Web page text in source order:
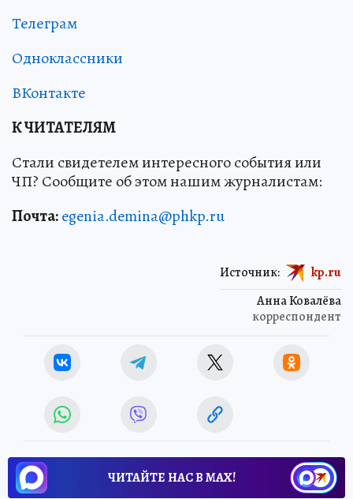
Телеграм
Одноклассники
ВКонтакте
К ЧИТАТЕЛЯМ
Стали свидетелем интересного события или
ЧП? Сообщите об этом нашим журналистам:
Почта:egenia.demina@phkp.ru
Анна Ковалёва
корреспондент
Источник: kp.ru
ЧИТАЙТЕ НАС В МАХ!